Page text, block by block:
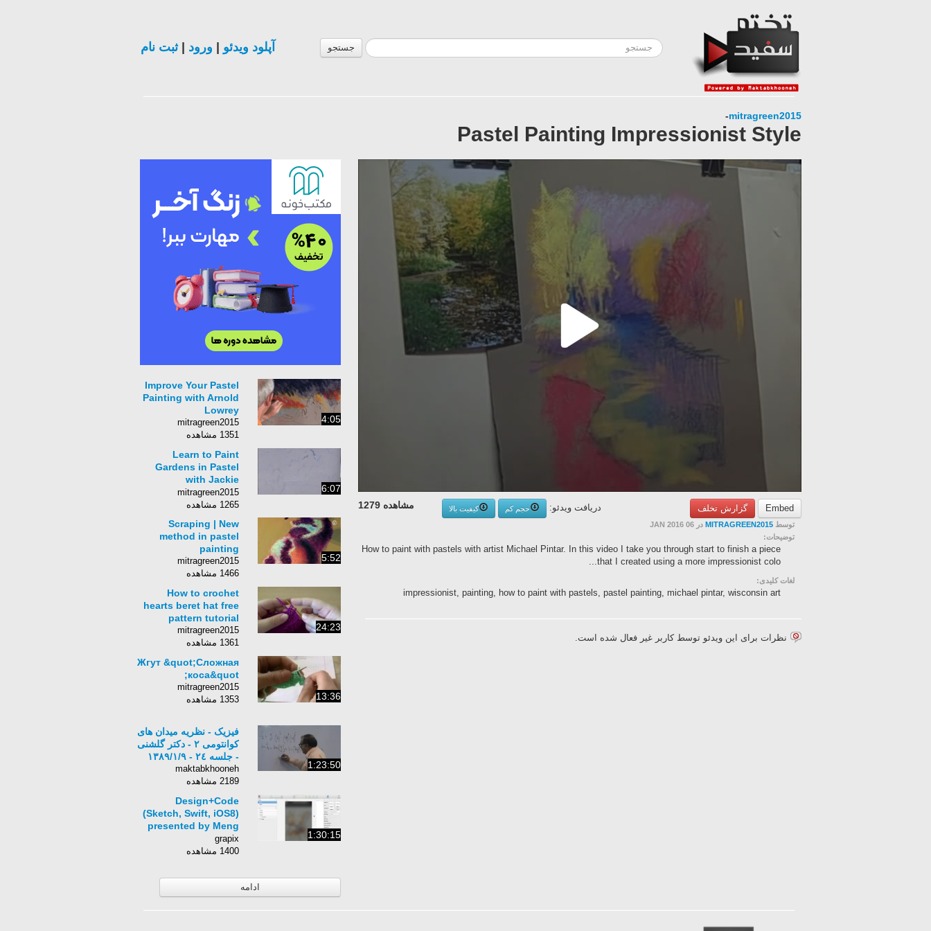
جستجو آپلود ویدئو ورود |ثبت نام
mitragreen2015
-
Pastel Painting Impressionist Style
Embed گزارش تخلف مشاهده 1279 دریافت ویدئو: حجم کم
کیفیت بالا
توسط MITRAGREEN2015 در 06 JAN 2016
توضیحات:
How to paint with pastels with artist Michael Pintar. In this video I take you through start to finish a piece
that I created using a more impressionist colo...
لغات کلیدی:
impressionist, painting, how to paint with pastels, pastel painting, michael pintar, wisconsin art
نظرات برای این ویدئو توسط کاربر غیر فعال شده است.
4:05
Improve Your Pastel
Painting with Arnold
Lowrey
mitragreen2015
1351 مشاهده
6:07
Learn to Paint
Gardens in Pastel
with Jackie
Simmonds
mitragreen2015
1265 مشاهده
5:52
Scraping | New
method in pastel
painting
mitragreen2015
1466 مشاهده
24:23
How to crochet
hearts beret hat free
pattern tutorial
mitragreen2015
1361 مشاهده
13:36
Жгут &quot;Сложная
коса&quot;
mitragreen2015
1353 مشاهده
1:23:50
فیزیک - نظریه میدان های
كوانتومی ٢ - دکتر گلشنی
- جلسه ٢٤ - ١٣٨٩/١/٩
maktabkhooneh
2189 مشاهده
1:30:15
Design+Code
(Sketch, Swift, iOS8)
presented by Meng
To at
Budapest.Mobile
grapix
1400 مشاهده
ادامه